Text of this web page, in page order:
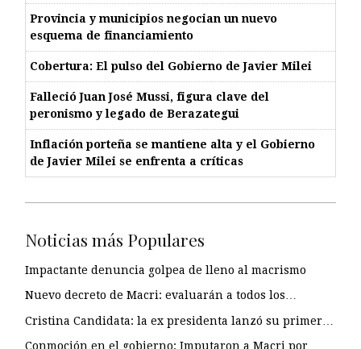
Provincia y municipios negocian un nuevo
esquema de financiamiento
Cobertura: El pulso del Gobierno de Javier Milei
Falleció Juan José Mussi, figura clave del
peronismo y legado de Berazategui
Inflación porteña se mantiene alta y el Gobierno
de Javier Milei se enfrenta a críticas
Noticias más Populares
Impactante denuncia golpea de lleno al macrismo
Nuevo decreto de Macri: evaluarán a todos los…
Cristina Candidata: la ex presidenta lanzó su primer…
Conmoción en el gobierno: Imputaron a Macri por…